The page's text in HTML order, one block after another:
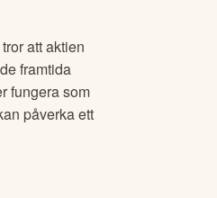
att aktien
framtida
fungera som
påverka ett